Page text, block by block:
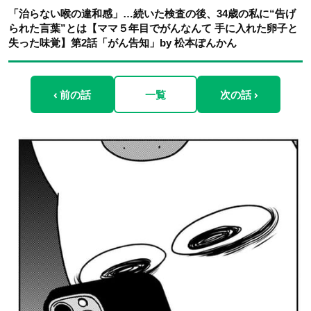
「治らない喉の違和感」…続いた検査の後、34歳の私に“告げ
られた言葉”とは【ママ５年目でがんなんて 手に入れた卵子と
失った味覚】第2話「がん告知」by 松本ぽんかん
‹ 前の話 一覧 次の話 ›